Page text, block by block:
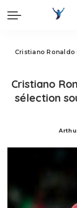
Cristiano Ronaldo
Cristiano
sélection